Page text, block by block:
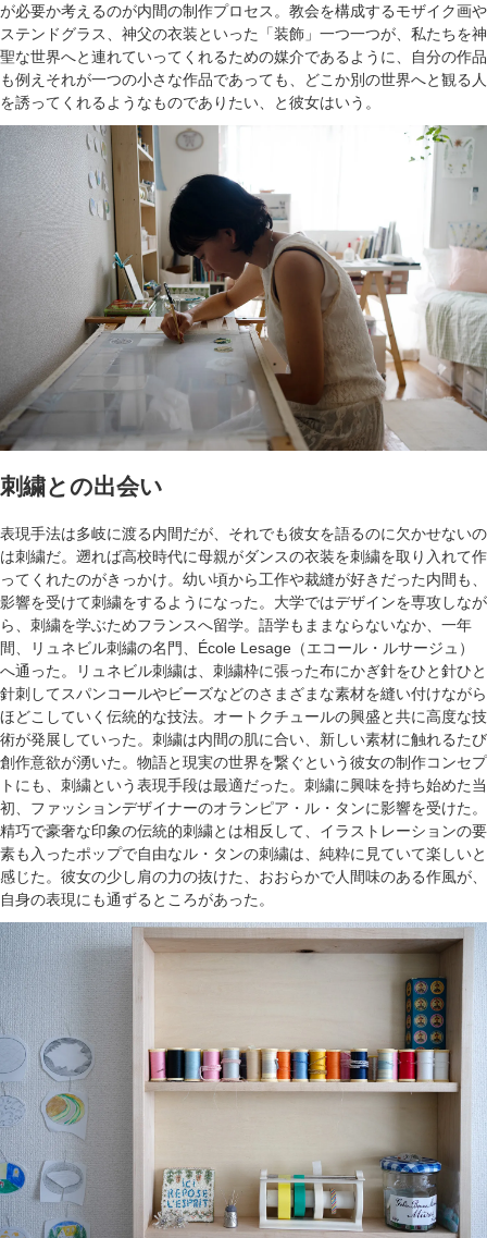
が必要か考えるのが内間の制作プロセス。教会を構成するモザイク画や
ステンドグラス、神父の衣装といった「装飾」一つ一つが、私たちを神
聖な世界へと連れていってくれるための媒介であるように、自分の作品
も例えそれが一つの小さな作品であっても、どこか別の世界へと観る人
を誘ってくれるようなものでありたい、と彼女はいう。
刺繍との出会い
表現手法は多岐に渡る内間だが、それでも彼女を語るのに欠かせないの
は刺繍だ。遡れば高校時代に母親がダンスの衣装を刺繍を取り入れて作
ってくれたのがきっかけ。幼い頃から工作や裁縫が好きだった内間も、
影響を受けて刺繍をするようになった。大学ではデザインを専攻しなが
ら、刺繍を学ぶためフランスへ留学。語学もままならないなか、一年
間、リュネビル刺繍の名門、École Lesage（エコール・ルサージュ）
へ通った。リュネビル刺繍は、刺繍枠に張った布にかぎ針をひと針ひと
針刺してスパンコールやビーズなどのさまざまな素材を縫い付けながら
ほどこしていく伝統的な技法。オートクチュールの興盛と共に高度な技
術が発展していった。刺繍は内間の肌に合い、新しい素材に触れるたび
創作意欲が湧いた。物語と現実の世界を繋ぐという彼女の制作コンセプ
トにも、刺繍という表現手段は最適だった。刺繍に興味を持ち始めた当
初、ファッションデザイナーのオランピア・ル・タンに影響を受けた。
精巧で豪奢な印象の伝統的刺繍とは相反して、イラストレーションの要
素も入ったポップで自由なル・タンの刺繍は、純粋に見ていて楽しいと
感じた。彼女の少し肩の力の抜けた、おおらかで人間味のある作風が、
自身の表現にも通ずるところがあった。